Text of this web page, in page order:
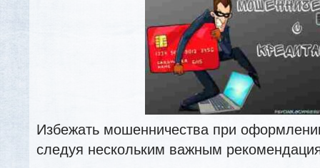
Избежать мошенничества при
следуя нескольким важным